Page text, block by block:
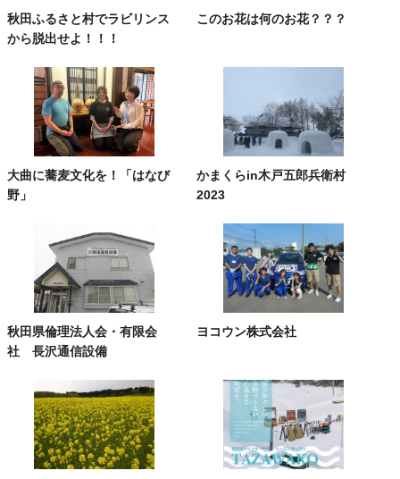
秋田ふるさと村でラビリンス
から脱出せよ！！！
このお花は何のお花？？？
大曲に蕎麦文化を！「はなび
野」
かまくらin木戸五郎兵衛村
2023
秋田県倫理法人会・有限会
社 長沢通信設備
ヨコウン株式会社